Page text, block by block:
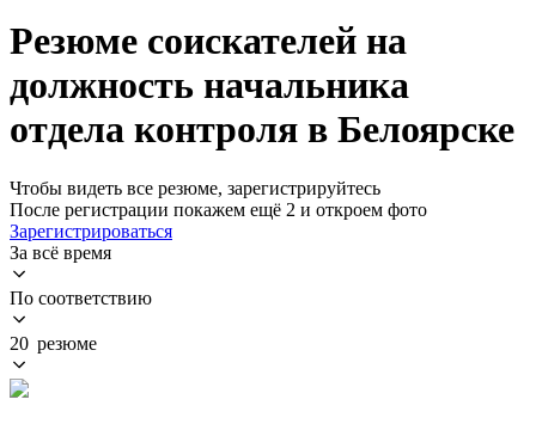
Резюме соискателей на
должность начальника
отдела контроля в Белоярске
Чтобы видеть все резюме, зарегистрируйтесь
После регистрации покажем ещё 2 и откроем фото
Зарегистрироваться
За всё время
По соответствию
20 резюме